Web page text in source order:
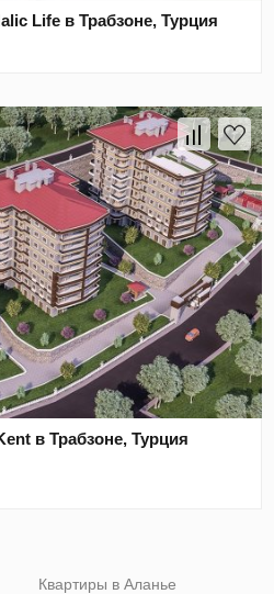
Life в Трабзоне, Турция
в Трабзоне, Турция
Квартиры в Аланье